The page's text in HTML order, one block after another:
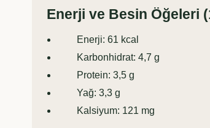
Enerji ve Besin Öğeleri
Enerji: 61 kcal
Karbonhidrat: 4,7 g
Protein: 3,5 g
Yağ: 3,3 g
Kalsiyum: 121 mg